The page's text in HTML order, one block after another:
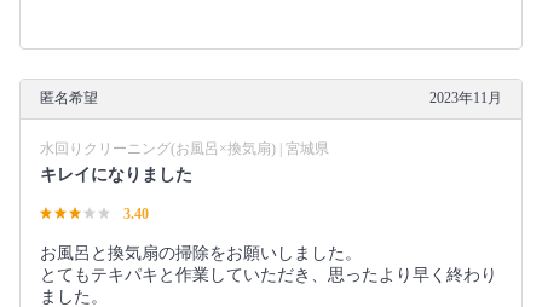
匿名希望 2023年11月
水回りクリーニング(お風呂×換気扇) | 宮城県
キレイになりました
3.40
お風呂と換気扇の掃除をお願いしました。
とてもテキパキと作業していただき、思ったより早く終わり
ました。